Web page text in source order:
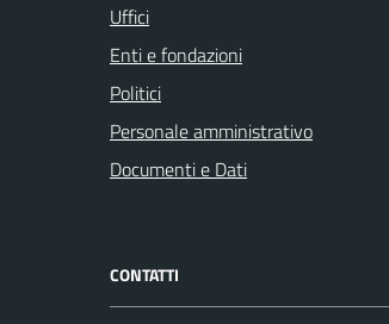
Uffici
Enti e fondazioni
Politici
Personale amministrativo
Documenti e Dati
CONTATTI